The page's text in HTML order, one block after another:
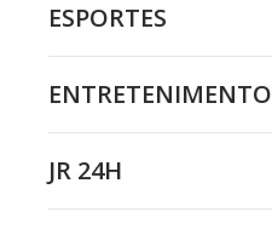
ESPORTES
ENTRETENIMENTO
JR 24H